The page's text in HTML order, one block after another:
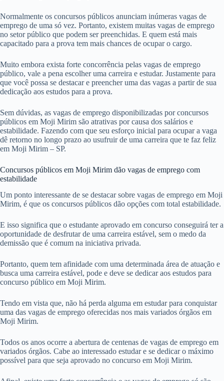
Normalmente os concursos públicos anunciam inúmeras vagas de
emprego de uma só vez. Portanto, existem muitas vagas de emprego
no setor público que podem ser preenchidas. E quem está mais
capacitado para a prova tem mais chances de ocupar o cargo.
Muito embora exista forte concorrência pelas vagas de emprego
público, vale a pena escolher uma carreira e estudar. Justamente para
que você possa se destacar e preencher uma das vagas a partir de sua
dedicação aos estudos para a prova.
Sem dúvidas, as vagas de emprego disponibilizadas por concursos
públicos em Moji Mirim são atrativas por causa dos salários e
estabilidade. Fazendo com que seu esforço inicial para ocupar a vaga
dê retorno no longo prazo ao usufruir de uma carreira que te faz feliz
em Moji Mirim – SP.
Concursos públicos em Moji Mirim dão vagas de emprego com
estabilidade
Um ponto interessante de se destacar sobre vagas de emprego em Moji
Mirim, é que os concursos públicos dão opções com total estabilidade.
E isso significa que o estudante aprovado em concurso conseguirá ter a
oportunidade de desfrutar de uma carreira estável, sem o medo da
demissão que é comum na iniciativa privada.
Portanto, quem tem afinidade com uma determinada área de atuação e
busca uma carreira estável, pode e deve se dedicar aos estudos para
concurso público em Moji Mirim.
Tendo em vista que, não há perda alguma em estudar para conquistar
uma das vagas de emprego oferecidas nos mais variados órgãos em
Moji Mirim.
Todos os anos ocorre a abertura de centenas de vagas de emprego em
variados órgãos. Cabe ao interessado estudar e se dedicar o máximo
possível para que seja aprovado no concurso em Moji Mirim.